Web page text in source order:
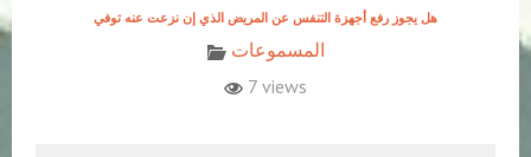
هل يجوز رفع أجهزة التنفس عن المريض الذي إن نزعت عنه توفي
المسموعات
7 views